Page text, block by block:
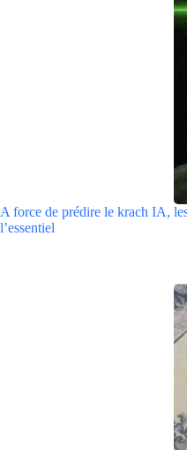
A force de prédire le krach IA,
l’essentiel